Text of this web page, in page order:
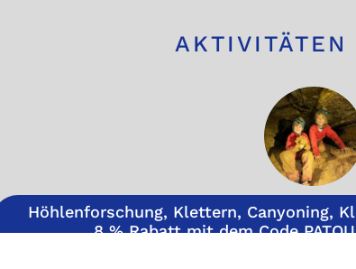
AKTIVITÄTEN
Höhlenforschung, Klettern, Canyoning,
8 % Rabatt mit dem Code